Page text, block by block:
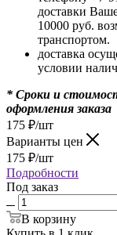
доставки
10000 руб.
транспортом.
доставка
условии
* Сроки и
оформления заказа
175 ₽/шт
Варианты цен
175 ₽/шт
Подробности
Под заказ
В корзину